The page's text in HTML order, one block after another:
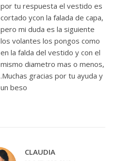
por tu respuesta el vestido es
cortado ycon la falada de capa,
pero mi duda es la siguiente
los volantes los pongos como
en la falda del vestido y con el
mismo diametro mas o menos,
.Muchas gracias por tu ayuda y
un beso
CLAUDIA